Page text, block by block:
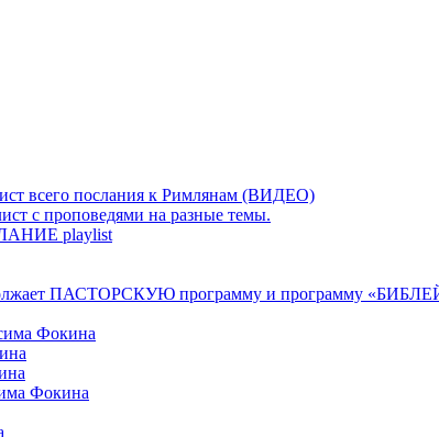
всего послания к Римлянам (ВИДЕО)
с проповедями на разные темы.
playlist
ПАСТОРСКУЮ программу и программу
Фокина
Фокина